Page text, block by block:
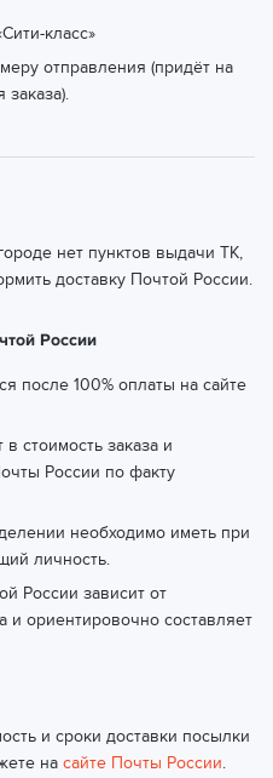
класс»
отправления (придёт на
нет пунктов выдачи ТК,
доставку Почтой России.
России
после 100% оплаты на сайте
стоимость заказа и
России по факту
необходимо иметь при
личность.
России зависит от
и ориентировочно составляет
и сроки доставки посылки
на сайте Почты России.